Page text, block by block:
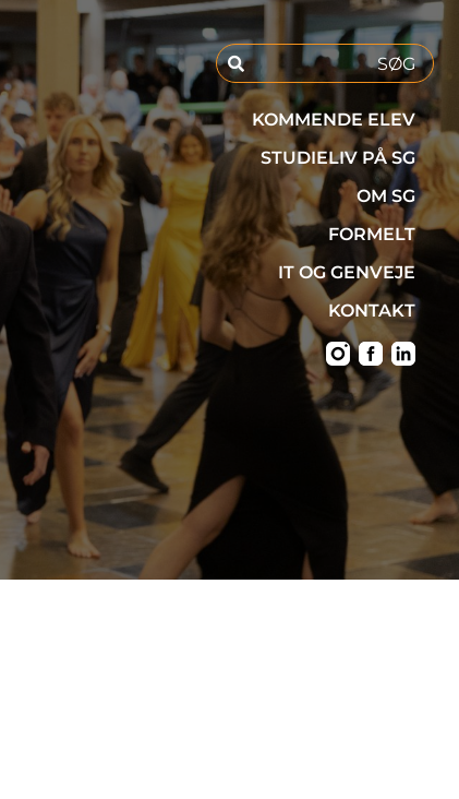
KOMMENDE ELEV
STUDIELIV PÅ SG
OM SG
FORMELT
IT OG GENVEJE
KONTAKT